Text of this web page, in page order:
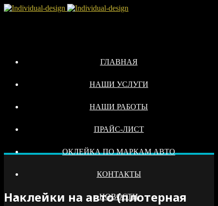
ГЛАВНАЯ
НАШИ УСЛУГИ
НАШИ РАБОТЫ
ПРАЙС-ЛИСТ
ОКЛЕЙКА ПО МАРКАМ АВТО
КОНТАКТЫ
НОВОСТИ
Наклейки на авто (плотерная